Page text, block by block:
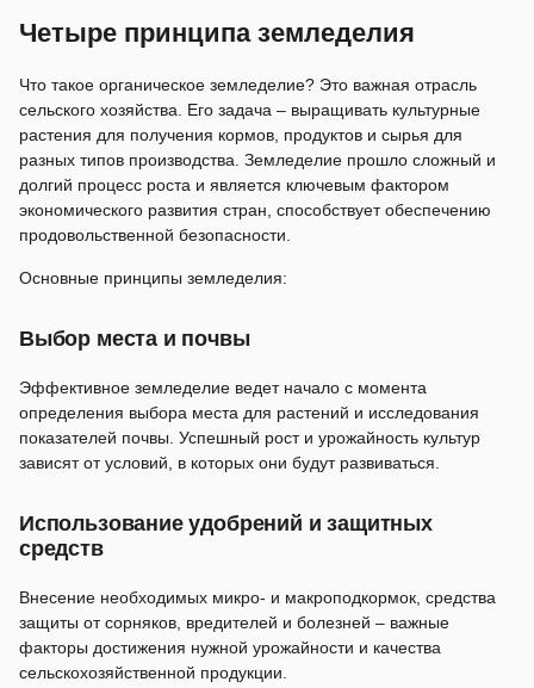
Четыре принципа земледелия
Что такое органическое земледелие? Это важная отрасль
сельского хозяйства. Его задача – выращивать культурные
растения для получения кормов, продуктов и сырья для
разных типов производства. Земледелие прошло сложный и
долгий процесс роста и является ключевым фактором
экономического развития стран, способствует обеспечению
продовольственной безопасности.
Основные принципы земледелия:
Выбор места и почвы
Эффективное земледелие ведет начало с момента
определения выбора места для растений и исследования
показателей почвы. Успешный рост и урожайность культур
зависят от условий, в которых они будут развиваться.
Использование удобрений и защитных
средств
Внесение необходимых микро- и макроподкормок, средства
защиты от сорняков, вредителей и болезней – важные
факторы достижения нужной урожайности и качества
сельскохозяйственной продукции.